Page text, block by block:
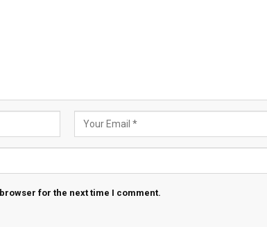
for the next time I comment.